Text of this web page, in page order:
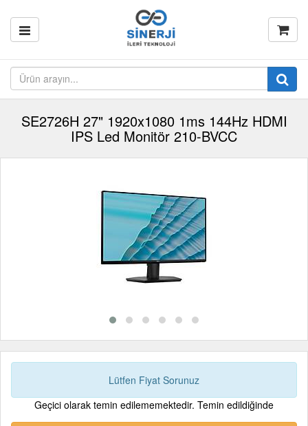
SE2726H 27" 1920x1080 1ms 144Hz HDMI
IPS Led Monitör 210-BVCC
Lütfen Fiyat Sorunuz
Geçici olarak temin edilememektedir. Temin edildiğinde